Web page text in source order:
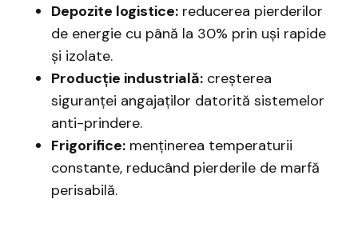
Depozite logistice: reducerea pierderilor
de energie cu până la 30% prin uși rapide
și izolate.
Producție industrială: creșterea
siguranței angajaților datorită sistemelor
anti-prindere.
Frigorifice: menținerea temperaturii
constante, reducând pierderile de marfă
perisabilă.